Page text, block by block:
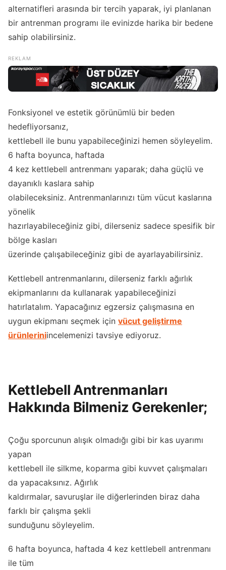
alternatifleri arasında bir tercih yaparak, iyi planlanan
bir antrenman programı ile evinizde harika bir bedene
sahip olabilirsiniz.
Fonksiyonel ve estetik görünümlü bir beden
hedefliyorsanız,
kettlebell ile bunu yapabileceğinizi hemen söyleyelim.
6 hafta boyunca, haftada
4 kez kettlebell antrenmanı yaparak; daha güçlü ve
dayanıklı kaslara sahip
olabileceksiniz. Antrenmanlarınızı tüm vücut kaslarına
yönelik
hazırlayabileceğiniz gibi, dilerseniz sadece spesifik bir
bölge kasları
üzerinde çalışabileceğiniz gibi de ayarlayabilirsiniz.
Kettlebell antrenmanlarını, dilerseniz farklı ağırlık
ekipmanlarını da kullanarak yapabileceğinizi
hatırlatalım. Yapacağınız egzersiz çalışmasına en
uygun ekipmanı seçmek için vücut geliştirme
ürünleriniincelemenizi tavsiye ediyoruz.
Kettlebell Antrenmanları
Hakkında Bilmeniz Gerekenler;
Çoğu sporcunun alışık olmadığı gibi bir kas uyarımı
yapan
kettlebell ile silkme, koparma gibi kuvvet çalışmaları
da yapacaksınız. Ağırlık
kaldırmalar, savuruşlar ile diğerlerinden biraz daha
farklı bir çalışma şekli
sunduğunu söyleyelim.
6 hafta boyunca, haftada 4 kez kettlebell antrenmanı
ile tüm